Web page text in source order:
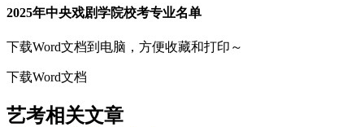
2025年中央戏剧学院校考专业名单
下载Word文档到电脑，方便收藏和打印～
下载Word文档
艺考相关文章